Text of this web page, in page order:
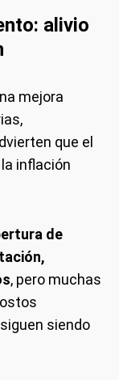
alivio
mejora
que el
inflación
de
, pero muchas
siendo